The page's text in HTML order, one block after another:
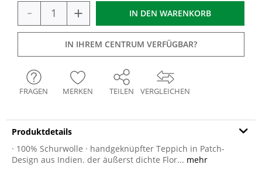
- + IN DEN WARENKORB
IN IHREM CENTRUM VERFÜGBAR?
VERGLEICHEN
FRAGEN MERKEN TEILEN
Produktdetails
· 100% Schurwolle · handgeknüpfter Teppich in Patch-
Design aus Indien. der äußerst dichte Flor... mehr